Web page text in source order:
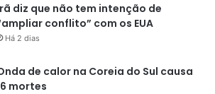
diz que não tem intenção de
conflito” com os EUA
Há 2 dias
de calor na Coreia do Sul causa
mortes